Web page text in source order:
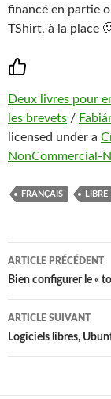
financé en partie
TShirt, à la place
Deux livres pour
les brevets /
licensed under a
NonCommercial-
FRANÇAIS LIBRE
Navigation
des
articles
ARTICLE PRÉCÉDENT
Bien configurer le «
ARTICLE SUIVANT
Logiciels libres,